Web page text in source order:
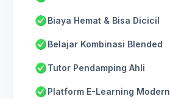
Biaya Hemat & Bisa Dicicil
Belajar Kombinasi Blended
Tutor Pendamping Ahli
Platform E-Learning Modern